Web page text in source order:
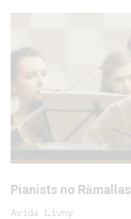
Pianists no Rāmallas
Avida Livny